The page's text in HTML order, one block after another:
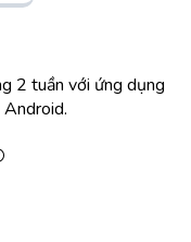
2 tuần với ứng dụng